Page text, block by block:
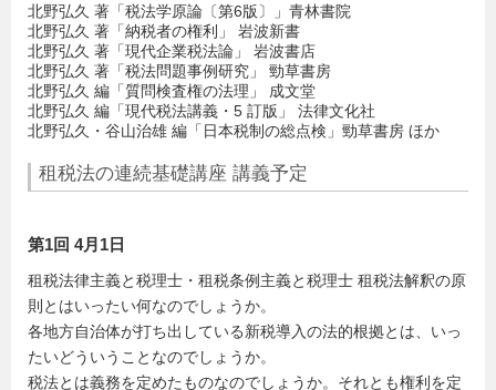
北野弘久 著「税法学原論〔第6版〕」青林書院
北野弘久 著「納税者の権利」 岩波新書
北野弘久 著「現代企業税法論」 岩波書店
北野弘久 著「税法問題事例研究」 勁草書房
北野弘久 編「質問検査権の法理」 成文堂
北野弘久 編「現代税法講義・5 訂版」 法律文化社
北野弘久・谷山治雄 編「日本税制の総点検」勁草書房 ほか
租税法の連続基礎講座 講義予定
第1回 4月1日
租税法律主義と税理士・租税条例主義と税理士 租税法解釈の原
則とはいったい何なのでしょうか。
各地方自治体が打ち出している新税導入の法的根拠とは、いっ
たいどういうことなのでしょうか。
税法とは義務を定めたものなのでしょうか。それとも権利を定